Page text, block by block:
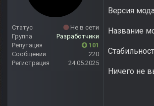
Статус
Не в сети
Группа
Разработчики
Репутация
101
Сообщений
220
Регистрация
24.05.2025
Версия
Название
Ничего не